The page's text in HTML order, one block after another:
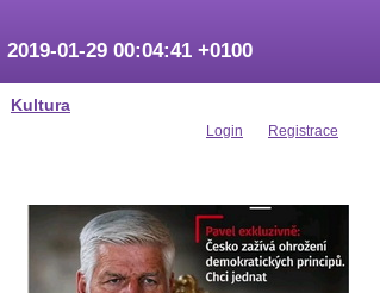
Kultura
2019-01-29 00:04:41 +0100
Login Registrace